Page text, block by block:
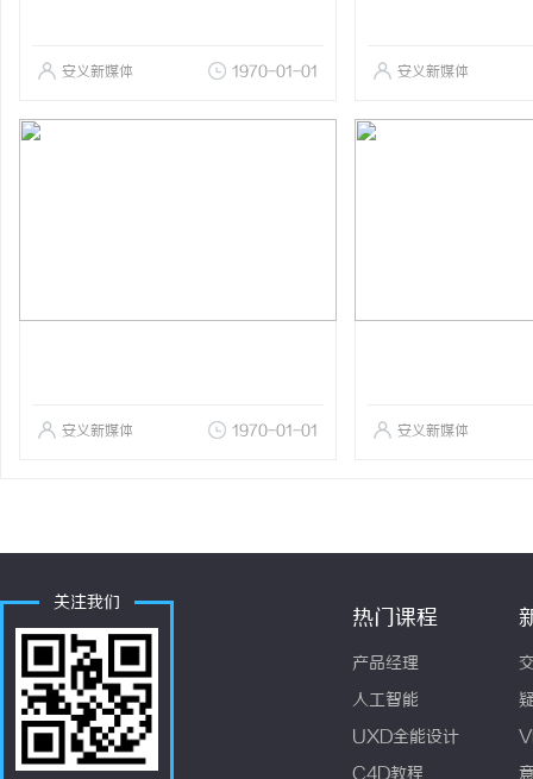
安义新媒体 1970-01-01 安义新媒体
安义新媒体 1970-01-01 安义新媒体
关注我们
热门课程
产品经理
人工智能
UXD全能设计
C4D教程